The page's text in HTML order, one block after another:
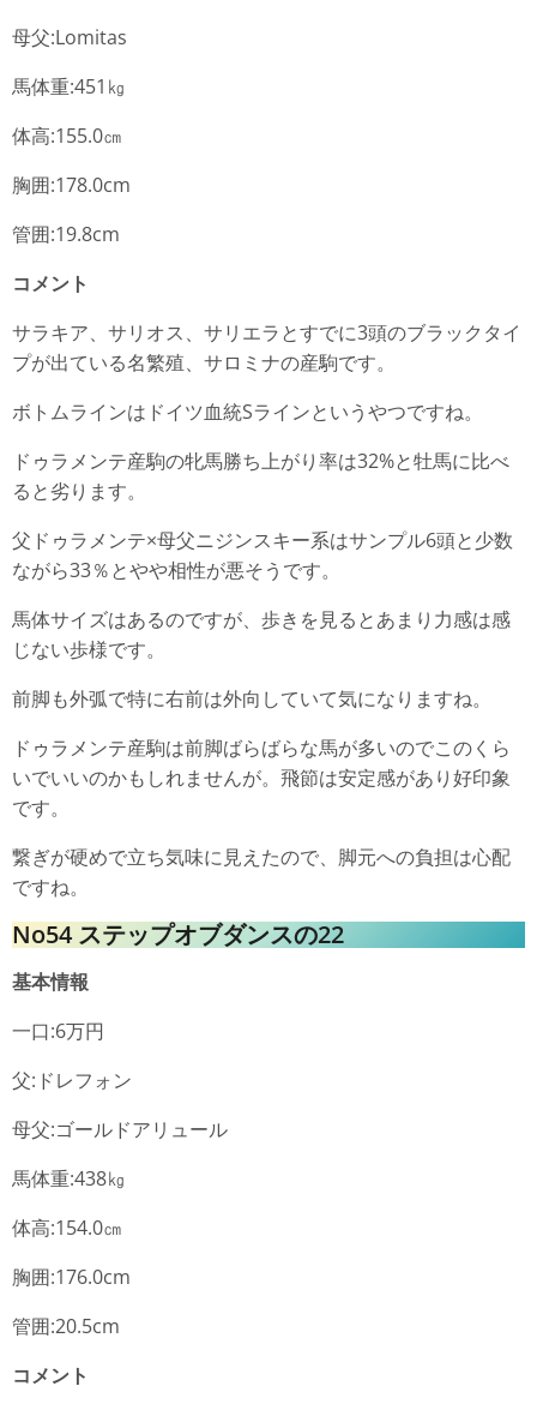
母父:Lomitas
馬体重:451㎏
体高:155.0㎝
胸囲:178.0cm
管囲:19.8cm
コメント
サラキア、サリオス、サリエラとすでに3頭のブラックタイ
プが出ている名繁殖、サロミナの産駒です。
ボトムラインはドイツ血統Sラインというやつですね。
ドゥラメンテ産駒の牝馬勝ち上がり率は32%と牡馬に比べ
ると劣ります。
父ドゥラメンテ×母父ニジンスキー系はサンプル6頭と少数
ながら33％とやや相性が悪そうです。
馬体サイズはあるのですが、歩きを見るとあまり力感は感
じない歩様です。
前脚も外弧で特に右前は外向していて気になりますね。
ドゥラメンテ産駒は前脚ばらばらな馬が多いのでこのくら
いでいいのかもしれませんが。飛節は安定感があり好印象
です。
繋ぎが硬めで立ち気味に見えたので、脚元への負担は心配
ですね。
No54 ステップオブダンスの22
基本情報
一口:6万円
父:ドレフォン
母父:ゴールドアリュール
馬体重:438㎏
体高:154.0㎝
胸囲:176.0cm
管囲:20.5cm
コメント